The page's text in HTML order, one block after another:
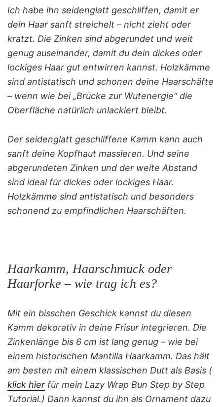
Ich habe ihn seidenglatt geschliffen, damit er
dein Haar sanft streichelt – nicht zieht oder
kratzt. Die Zinken sind abgerundet und weit
genug auseinander, damit du dein dickes oder
lockiges Haar gut entwirren kannst. Holzkämme
sind antistatisch und schonen deine Haarschäfte
– wenn wie bei „Brücke zur Wutenergie“ die
Oberfläche natürlich unlackiert bleibt.
Der seidenglatt geschliffene Kamm kann auch
sanft deine Kopfhaut massieren. Und seine
abgerundeten Zinken und der weite Abstand
sind ideal für dickes oder lockiges Haar.
Holzkämme sind antistatisch und besonders
schonend zu empfindlichen Haarschäften.
Haarkamm, Haarschmuck oder
Haarforke – wie trag ich es?
Mit ein bisschen Geschick kannst du diesen
Kamm dekorativ in deine Frisur integrieren. Die
Zinkenlänge bis 6 cm ist lang genug – wie bei
einem historischen Mantilla Haarkamm. Das hält
am besten mit einem klassischen Dutt als Basis (
klick hier für mein Lazy Wrap Bun Step by Step
Tutorial.) Dann kannst du ihn als Ornament dazu